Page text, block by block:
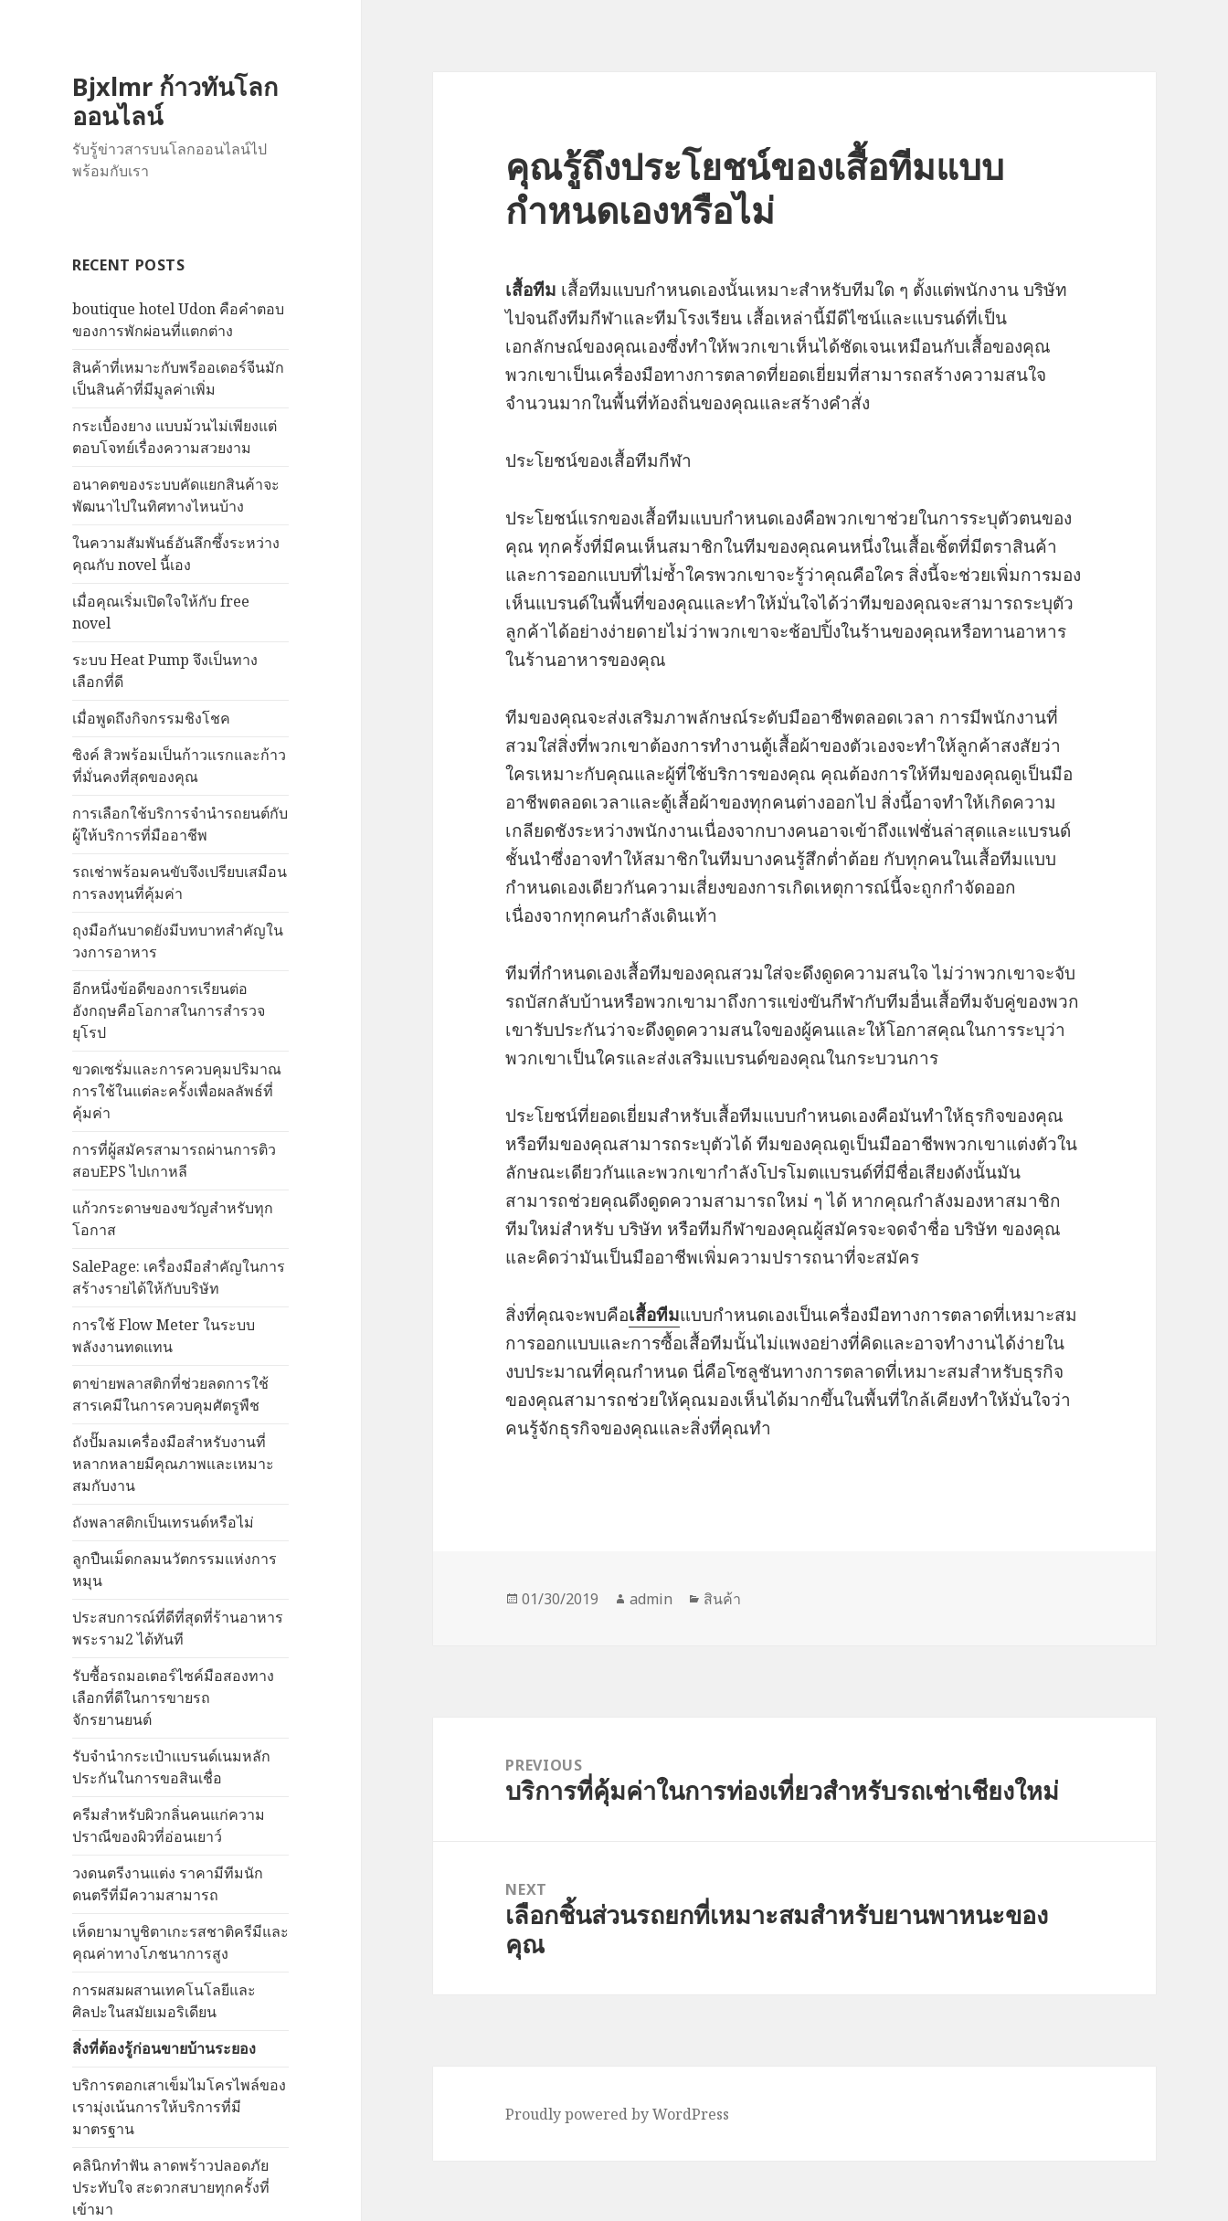
Bjxlmr ก้าวทันโลก
ออนไลน์
รับรู้ข่าวสารบนโลกออนไลน์ไป
พร้อมกับเรา
RECENT POSTS
boutique hotel Udon คือคำตอบ
ของการพักผ่อนที่แตกต่าง
สินค้าที่เหมาะกับพรีออเดอร์จีนมัก
เป็นสินค้าที่มีมูลค่าเพิ่ม
กระเบื้องยาง แบบม้วนไม่เพียงแต่
ตอบโจทย์เรื่องความสวยงาม
อนาคตของระบบคัดแยกสินค้าจะ
พัฒนาไปในทิศทางไหนบ้าง
ในความสัมพันธ์อันลึกซึ้งระหว่าง
คุณกับ novel นี้เอง
เมื่อคุณเริ่มเปิดใจให้กับ free
novel
ระบบ Heat Pump จึงเป็นทาง
เลือกที่ดี
เมื่อพูดถึงกิจกรรมชิงโชค
ซิงค์ สิวพร้อมเป็นก้าวแรกและก้าว
ที่มั่นคงที่สุดของคุณ
การเลือกใช้บริการจำนำรถยนต์กับ
ผู้ให้บริการที่มืออาชีพ
รถเช่าพร้อมคนขับจึงเปรียบเสมือน
การลงทุนที่คุ้มค่า
ถุงมือกันบาดยังมีบทบาทสำคัญใน
วงการอาหาร
อีกหนึ่งข้อดีของการเรียนต่อ
อังกฤษคือโอกาสในการสำรวจ
ยุโรป
ขวดเซรั่มและการควบคุมปริมาณ
การใช้ในแต่ละครั้งเพื่อผลลัพธ์ที่
คุ้มค่า
การที่ผู้สมัครสามารถผ่านการติว
สอบEPS ไปเกาหลี
แก้วกระดาษของขวัญสำหรับทุก
โอกาส
SalePage: เครื่องมือสำคัญในการ
สร้างรายได้ให้กับบริษัท
การใช้ Flow Meter ในระบบ
พลังงานทดแทน
ตาข่ายพลาสติกที่ช่วยลดการใช้
สารเคมีในการควบคุมศัตรูพืช
ถังปั๊มลมเครื่องมือสำหรับงานที่
หลากหลายมีคุณภาพและเหมาะ
สมกับงาน
ถังพลาสติกเป็นเทรนด์หรือไม่
ลูกปืนเม็ดกลมนวัตกรรมแห่งการ
หมุน
ประสบการณ์ที่ดีที่สุดที่ร้านอาหาร
พระราม2 ได้ทันที
รับซื้อรถมอเตอร์ไซค์มือสองทาง
เลือกที่ดีในการขายรถ
จักรยานยนต์
รับจำนำกระเป๋าแบรนด์เนมหลัก
ประกันในการขอสินเชื่อ
ครีมสำหรับผิวกลิ่นคนแก่ความ
ปราณีของผิวที่อ่อนเยาว์
วงดนตรีงานแต่ง ราคามีทีมนัก
ดนตรีที่มีความสามารถ
เห็ดยามาบูชิตาเกะรสชาติครีมีและ
คุณค่าทางโภชนาการสูง
การผสมผสานเทคโนโลยีและ
ศิลปะในสมัยเมอริเดียน
สิ่งที่ต้องรู้ก่อนขายบ้านระยอง
บริการตอกเสาเข็มไมโครไพล์ของ
เรามุ่งเน้นการให้บริการที่มี
มาตรฐาน
คลินิกทำฟัน ลาดพร้าวปลอดภัย
ประทับใจ สะดวกสบายทุกครั้งที่
เข้ามา
คุณรู้ถึงประโยชน์ของเสื้อทีมแบบ
กำหนดเองหรือไม่
เสื้อทีม เสื้อทีมแบบกำหนดเองนั้นเหมาะสำหรับทีมใด ๆ ตั้งแต่พนักงาน บริษัท
ไปจนถึงทีมกีฬาและทีมโรงเรียน เสื้อเหล่านี้มีดีไซน์และแบรนด์ที่เป็น
เอกลักษณ์ของคุณเองซึ่งทำให้พวกเขาเห็นได้ชัดเจนเหมือนกับเสื้อของคุณ
พวกเขาเป็นเครื่องมือทางการตลาดที่ยอดเยี่ยมที่สามารถสร้างความสนใจ
จำนวนมากในพื้นที่ท้องถิ่นของคุณและสร้างคำสั่ง
ประโยชน์ของเสื้อทีมกีฬา
ประโยชน์แรกของเสื้อทีมแบบกำหนดเองคือพวกเขาช่วยในการระบุตัวตนของ
คุณ ทุกครั้งที่มีคนเห็นสมาชิกในทีมของคุณคนหนึ่งในเสื้อเชิ้ตที่มีตราสินค้า
และการออกแบบที่ไม่ซ้ำใครพวกเขาจะรู้ว่าคุณคือใคร สิ่งนี้จะช่วยเพิ่มการมอง
เห็นแบรนด์ในพื้นที่ของคุณและทำให้มั่นใจได้ว่าทีมของคุณจะสามารถระบุตัว
ลูกค้าได้อย่างง่ายดายไม่ว่าพวกเขาจะช้อปปิ้งในร้านของคุณหรือทานอาหาร
ในร้านอาหารของคุณ
ทีมของคุณจะส่งเสริมภาพลักษณ์ระดับมืออาชีพตลอดเวลา การมีพนักงานที่
สวมใส่สิ่งที่พวกเขาต้องการทำงานตู้เสื้อผ้าของตัวเองจะทำให้ลูกค้าสงสัยว่า
ใครเหมาะกับคุณและผู้ที่ใช้บริการของคุณ คุณต้องการให้ทีมของคุณดูเป็นมือ
อาชีพตลอดเวลาและตู้เสื้อผ้าของทุกคนต่างออกไป สิ่งนี้อาจทำให้เกิดความ
เกลียดชังระหว่างพนักงานเนื่องจากบางคนอาจเข้าถึงแฟชั่นล่าสุดและแบรนด์
ชั้นนำซึ่งอาจทำให้สมาชิกในทีมบางคนรู้สึกต่ำต้อย กับทุกคนในเสื้อทีมแบบ
กำหนดเองเดียวกันความเสี่ยงของการเกิดเหตุการณ์นี้จะถูกกำจัดออก
เนื่องจากทุกคนกำลังเดินเท้า
ทีมที่กำหนดเองเสื้อทีมของคุณสวมใส่จะดึงดูดความสนใจ ไม่ว่าพวกเขาจะจับ
รถบัสกลับบ้านหรือพวกเขามาถึงการแข่งขันกีฬากับทีมอื่นเสื้อทีมจับคู่ของพวก
เขารับประกันว่าจะดึงดูดความสนใจของผู้คนและให้โอกาสคุณในการระบุว่า
พวกเขาเป็นใครและส่งเสริมแบรนด์ของคุณในกระบวนการ
ประโยชน์ที่ยอดเยี่ยมสำหรับเสื้อทีมแบบกำหนดเองคือมันทำให้ธุรกิจของคุณ
หรือทีมของคุณสามารถระบุตัวได้ ทีมของคุณดูเป็นมืออาชีพพวกเขาแต่งตัวใน
ลักษณะเดียวกันและพวกเขากำลังโปรโมตแบรนด์ที่มีชื่อเสียงดังนั้นมัน
สามารถช่วยคุณดึงดูดความสามารถใหม่ ๆ ได้ หากคุณกำลังมองหาสมาชิก
ทีมใหม่สำหรับ บริษัท หรือทีมกีฬาของคุณผู้สมัครจะจดจำชื่อ บริษัท ของคุณ
และคิดว่ามันเป็นมืออาชีพเพิ่มความปรารถนาที่จะสมัคร
สิ่งที่คุณจะพบคือเสื้อทีมแบบกำหนดเองเป็นเครื่องมือทางการตลาดที่เหมาะสม
การออกแบบและการซื้อเสื้อทีมนั้นไม่แพงอย่างที่คิดและอาจทำงานได้ง่ายใน
งบประมาณที่คุณกำหนด นี่คือโซลูชันทางการตลาดที่เหมาะสมสำหรับธุรกิจ
ของคุณสามารถช่วยให้คุณมองเห็นได้มากขึ้นในพื้นที่ใกล้เคียงทำให้มั่นใจว่า
คนรู้จักธุรกิจของคุณและสิ่งที่คุณทำ
Posted
01/30/2019 Author
admin Categories
สินค้า
navigationPREVIOUS
Previous
บริการที่คุ้มค่าในการท่องเที่ยวสำหรับรถเช่าเชียงใหม่
NEXT
Next
post:
เลือกชิ้นส่วนรถยกที่เหมาะสมสำหรับยานพาหนะของ
คุณ
Proudly powered by WordPress